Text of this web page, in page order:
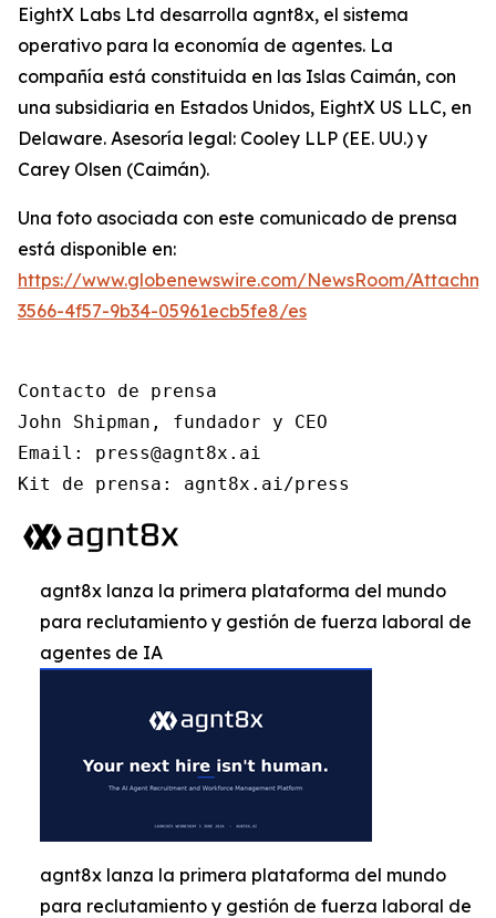
EightX Labs Ltd desarrolla agnt8x, el sistema
operativo para la economía de agentes. La
compañía está constituida en las Islas Caimán, con
una subsidiaria en Estados Unidos, EightX US LLC, en
Delaware. Asesoría legal: Cooley LLP (EE. UU.) y
Carey Olsen (Caimán).
Una foto asociada con este comunicado de prensa
está disponible en:
https://www.globenewswire.com/NewsRoom/
3566-4f57-9b34-05961ecb5fe8/es
Contacto de prensa
John Shipman, fundador y CEO
Email: press@agnt8x.ai
Kit de prensa: agnt8x.ai/press
agnt8x lanza la primera plataforma del mundo
para reclutamiento y gestión de fuerza laboral de
agentes de IA
agnt8x lanza la primera plataforma del mundo
para reclutamiento y gestión de fuerza laboral de